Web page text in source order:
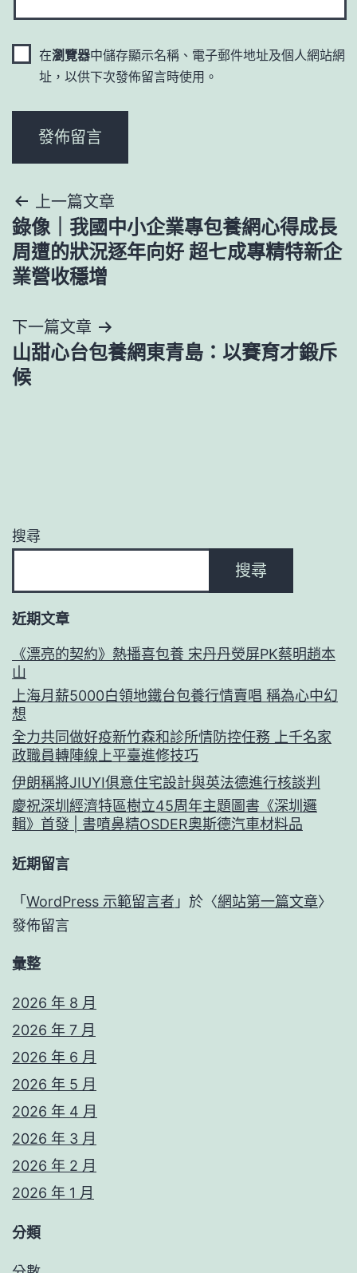
在瀏覽器中儲存顯示名稱、電子郵件地址及個人網站網
址，以供下次發佈留言時使用。
文
章
導
覽
上一篇文章
錄像｜我國中小企業專包養網心得成長
周遭的狀況逐年向好 超七成專精特新企
業營收穩增
下一篇文章
山甜心台包養網東青島：以賽育才鍛斥
候
搜尋
搜尋
近期文章
《漂亮的契約》熱播喜包養 宋丹丹熒屏PK蔡明趙本
山
上海月薪5000白領地鐵台包養行情賣唱 稱為心中幻
想
全力共同做好疫新竹森和診所情防控任務 上千名家
政職員轉陣線上平臺進修技巧
伊朗稱將JIUYI俱意住宅設計與英法德進行核談判
慶祝深圳經濟特區樹立45周年主題圖書《深圳邏
輯》首發 | 書噴鼻精OSDER奧斯德汽車材料品
近期留言
「 WordPress 示範留言者 」於〈網站第一篇文章〉
發佈留言
彙整
2026 年 8 月
2026 年 7 月
2026 年 6 月
2026 年 5 月
2026 年 4 月
2026 年 3 月
2026 年 2 月
2026 年 1 月
分類